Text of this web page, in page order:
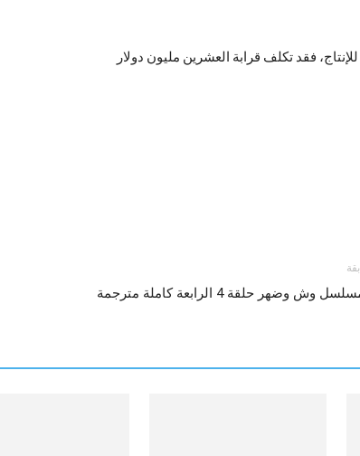
فقد تكلف قرابة العشرين مليون دولار
وضهر حلقة 4 الرابعة كاملة مترجمة